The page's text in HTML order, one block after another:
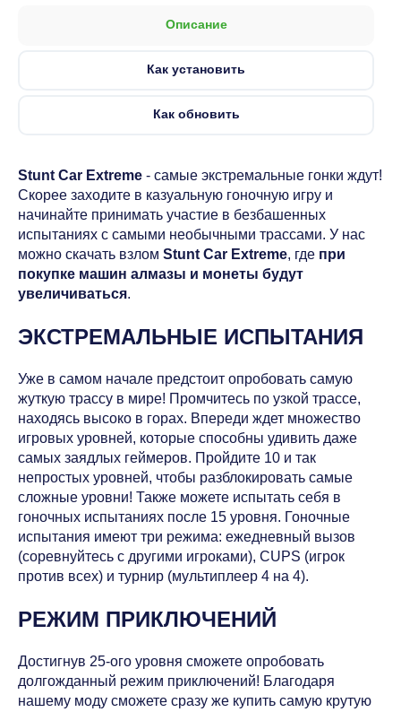
Описание
Как установить
Как обновить
Stunt Car Extreme - самые экстремальные гонки ждут!
Скорее заходите в казуальную гоночную игру и
начинайте принимать участие в безбашенных
испытаниях с самыми необычными трассами. У нас
можно скачать взлом Stunt Car Extreme, где при
покупке машин алмазы и монеты будут
увеличиваться.
ЭКСТРЕМАЛЬНЫЕ ИСПЫТАНИЯ
Уже в самом начале предстоит опробовать самую
жуткую трассу в мире! Промчитесь по узкой трассе,
находясь высоко в горах. Впереди ждет множество
игровых уровней, которые способны удивить даже
самых заядлых геймеров. Пройдите 10 и так
непростых уровней, чтобы разблокировать самые
сложные уровни! Также можете испытать себя в
гоночных испытаниях после 15 уровня. Гоночные
испытания имеют три режима: ежедневный вызов
(соревнуйтесь с другими игроками), CUPS (игрок
против всех) и турнир (мультиплеер 4 на 4).
РЕЖИМ ПРИКЛЮЧЕНИЙ
Достигнув 25-ого уровня сможете опробовать
долгожданный режим приключений! Благодаря
нашему моду сможете сразу же купить самую крутую